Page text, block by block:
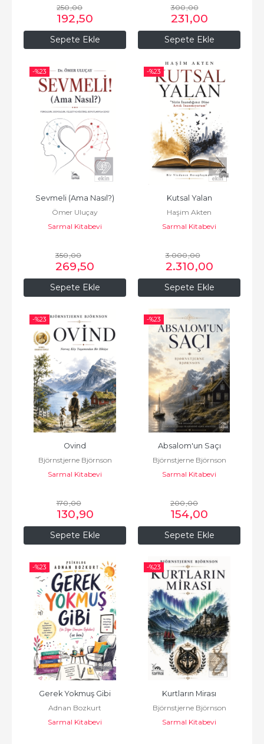
Sepete Ekle
250,00
192,50
Sepete Ekle
300,00
231,00
-%23
Sepete Ekle
Sevmeli (Ama Nasıl?)
Ömer Uluçay
Sarmal Kitabevi
350,00
269,50
-%23
Sepete Ekle
Kutsal Yalan
Haşim Akten
Sarmal Kitabevi
3.000,00
2.310,00
-%23
Sepete Ekle
Ovind
Björnstjerne Björnson
Sarmal Kitabevi
170,00
130,90
-%23
Sepete Ekle
Absalom'un Saçı
Björnstjerne Björnson
Sarmal Kitabevi
200,00
154,00
-%23
Gerek Yokmuş Gibi
Adnan Bozkurt
Sarmal Kitabevi
-%23
Kurtların Mirası
Björnstjerne Björnson
Sarmal Kitabevi